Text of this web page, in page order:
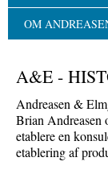
OM
A&E -
Andreasen &
Brian Andreasen
etablere en
etablering af